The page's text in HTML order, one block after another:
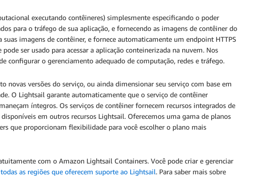
executando contêineres) simplesmente especificando o poder
para o tráfego de sua aplicação, e fornecendo as imagens de contêiner do
imagens de contêiner, e fornece automaticamente um endpoint HTTPS
ser usado para acessar a aplicação conteinerizada na nuvem. Nos
configurar o gerenciamento adequado de computação, redes e tráfego.
versões do serviço, ou ainda dimensionar seu serviço com base em
O Lightsail garante automaticamente que o serviço de contêiner
íntegros. Os serviços de contêiner fornecem recursos integrados de
em outros recursos Lightsail. Oferecemos uma gama de planos
que proporcionam flexibilidade para você escolher o plano mais
com o Amazon Lightsail Containers. Você pode criar e gerenciar
todas as regiões que oferecem suporte ao Lightsail. Para saber mais sobre